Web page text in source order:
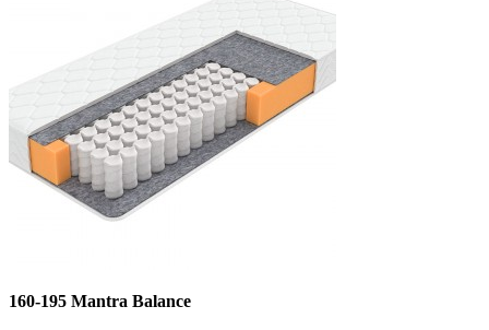
160-195 Mantra Balance